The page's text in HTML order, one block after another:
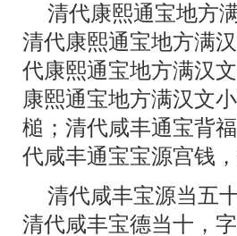
清代康熙通宝地方
清代康熙通宝地方满
代康熙通宝地方满汉
康熙通宝地方满汉文
槌；清代咸丰通宝背
代咸丰通宝宝源宫钱
清代咸丰宝源当五
清代咸丰宝德当十，